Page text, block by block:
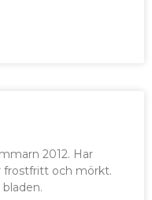
2012. Har
frostfritt och mörkt.